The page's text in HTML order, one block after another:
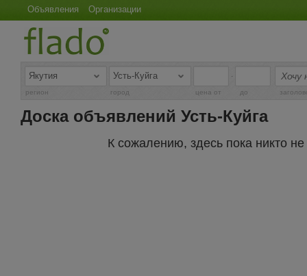
Объявления Организации
-
регион город цена от до
Доска объявлений Усть-Куйга
К сожалению, здесь пока никто